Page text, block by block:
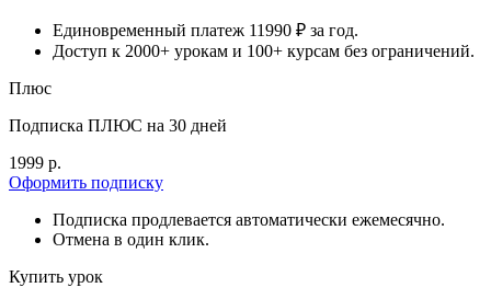
Единовременный платеж 11990 ₽ за год.
Доступ к 2000+ урокам и 100+ курсам без ограничений.
Плюс
Подписка ПЛЮС на 30 дней
1999 р.
Оформить подписку
Подписка продлевается автоматически ежемесячно.
Отмена в один клик.
Купить урок